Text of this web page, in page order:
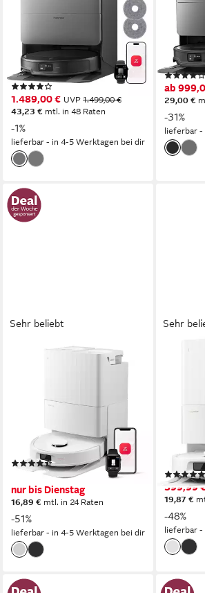
20, 36.000 Pa, Brandneues
0,259 l Größe Staubbehälter
373 m² Reichweite
3D-ToF-Sensoren und RGB Navigation
1.489,00 € UVP 1.499,00 €
43,23 € mtl. in 48 Raten
-1%
lieferbar - in 4-5 Werktagen bei dir
2,5 l
3D TOF
ab
29,00 €
-31%
lieferbar
Sehr beliebt
ROBOROCK
Plus)Saugkraft Saugroboter
Größe Staubbehälter
PreciSense LiDAR-Navigation Navigation
(85)
339,99 € UVP689,99 €
nur bis Dienstag
16,89 € mtl. in 24 Raten
-51%
lieferbar - in 4-5 Werktagen bei dir
Sehr
325ml l
300 m²
399,99
19,87 €
-48%
lieferbar